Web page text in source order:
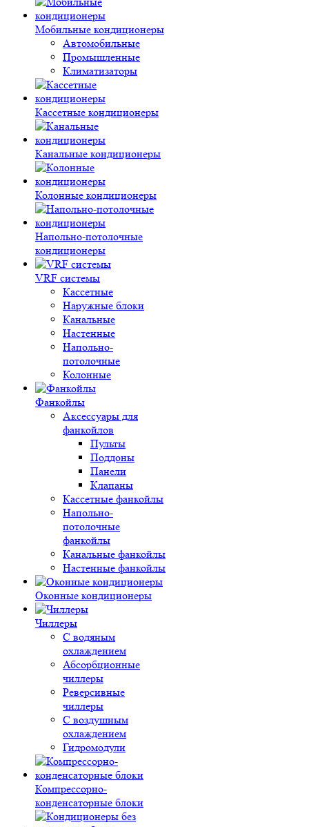
Мобильные кондиционеры
Автомобильные
Промышленные
Климатизаторы
Кассетные кондиционеры
Канальные кондиционеры
Колонные кондиционеры
Напольно-потолочные
кондиционеры
VRF системы
Кассетные
Наружные блоки
Канальные
Настенные
Напольно-
потолочные
Колонные
Фанкойлы
Аксессуары для
фанкойлов
Пульты
Поддоны
Панели
Клапаны
Кассетные фанкойлы
Напольно-
потолочные
фанкойлы
Канальные фанкойлы
Настенные фанкойлы
Оконные кондиционеры
Чиллеры
С водяным
охлаждением
Абсорбционные
чиллеры
Реверсивные
чиллеры
С воздушным
охлаждением
Гидромодули
Компрессорно-
конденсаторные блоки